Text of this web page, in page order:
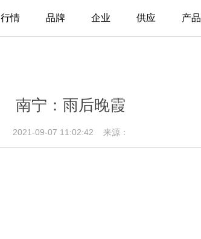
行情 品牌 企业 供应 产品
南宁：雨后晚霞
2021-09-07 11:02:42 来源：